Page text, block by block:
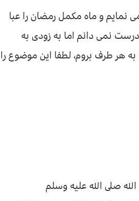
و ماه مکمل رمضان را عبا
نمی دانم اما به زودی به
هر طرف بروم، لطفا این موضوع را
صلى الله عليه وسلم